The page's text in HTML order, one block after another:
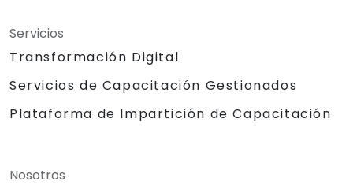
Servicios
Transformación Digital
Servicios de Capacitación Gestionados
Plataforma de Impartición de Capacitación
Nosotros